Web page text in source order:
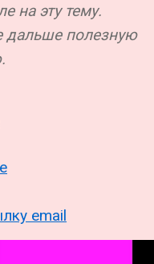
на эту тему.
дальше полезную
email